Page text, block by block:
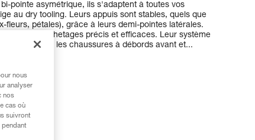
pointe asymétrique, ils s'adaptent à toutes vos
au dry tooling. Leurs appuis sont stables, quels que
fleurs, pétales), grâce à leurs demi-pointes latérales.
des crochetages précis et efficaces. Leur système
avec les chaussures à débords avant et...
nous
analyser
nos
cas où
suivront
pendant